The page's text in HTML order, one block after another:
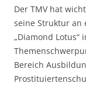
Der TMV hat
seine Struktur an
„Diamond
Bereich